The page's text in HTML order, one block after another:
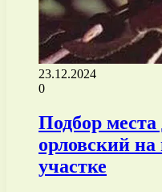
23.12.2024
0
Подбор
орловский
участке